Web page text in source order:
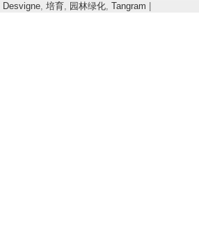
Desvigne, 培育, 园林绿化, Tangram